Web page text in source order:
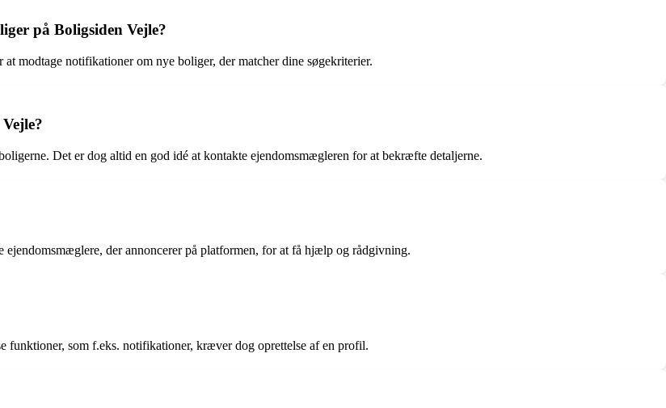
på Boligsiden Vejle?
modtage notifikationer om nye boliger, der matcher dine søgekriterier.
Det er dog altid en god idé at kontakte ejendomsmægleren for at bekræfte detaljerne.
der annoncerer på platformen, for at få hjælp og rådgivning.
funktioner, som f.eks. notifikationer, kræver dog oprettelse af en profil.